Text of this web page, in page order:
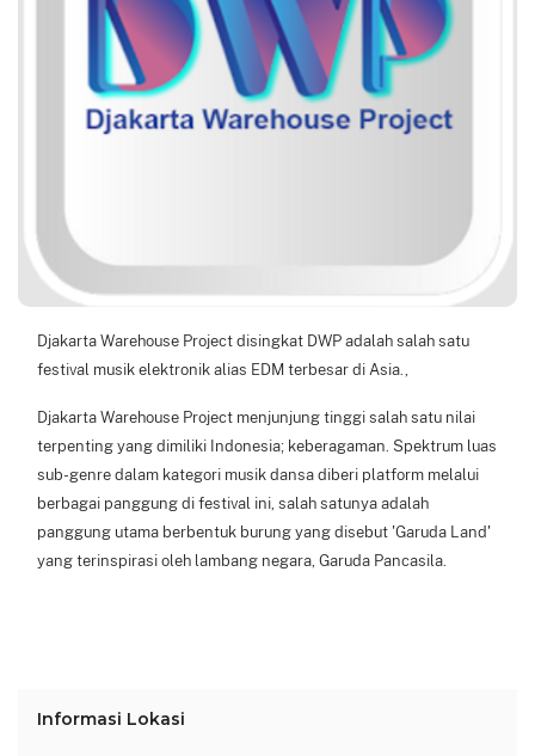
Djakarta Warehouse Project disingkat DWP adalah salah satu
festival musik elektronik alias EDM terbesar di Asia.,
Djakarta Warehouse Project menjunjung tinggi salah satu nilai
terpenting yang dimiliki Indonesia; keberagaman. Spektrum luas
sub-genre dalam kategori musik dansa diberi platform melalui
berbagai panggung di festival ini, salah satunya adalah
panggung utama berbentuk burung yang disebut 'Garuda Land'
yang terinspirasi oleh lambang negara, Garuda Pancasila.
Informasi Lokasi